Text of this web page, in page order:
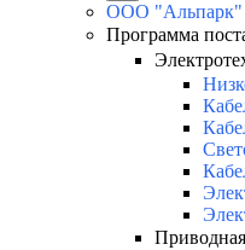
ООО "Альпарк"
Программа